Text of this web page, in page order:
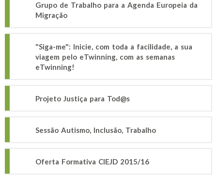
Grupo de Trabalho para a Agenda Europeia da
Migração
"Siga-me": Inicie, com toda a facilidade, a sua
viagem pelo eTwinning, com as semanas
eTwinning!
Projeto Justiça para Tod@s
Sessão Autismo, Inclusão, Trabalho
Oferta Formativa CIEJD 2015/16